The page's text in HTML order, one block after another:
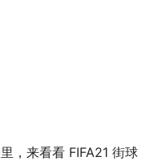
，来看看 FIFA21 街球